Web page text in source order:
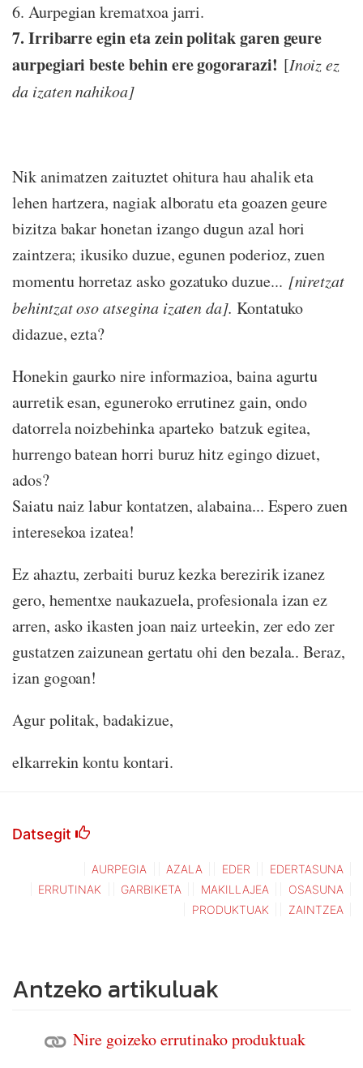
6. Aurpegian krematxoa jarri.
7. Irribarre egin eta zein politak garen geure
aurpegiari beste behin ere gogorarazi! [Inoiz ez
da izaten nahikoa]
Nik animatzen zaituztet ohitura hau ahalik eta
lehen hartzera, nagiak alboratu eta goazen geure
bizitza bakar honetan izango dugun azal hori
zaintzera; ikusiko duzue, egunen poderioz, zuen
momentu horretaz asko gozatuko duzue... [niretzat
behintzat oso atsegina izaten da]. Kontatuko
didazue, ezta?
Honekin gaurko nire informazioa, baina agurtu
aurretik esan, eguneroko errutinez gain, ondo
datorrela noizbehinka aparteko batzuk egitea,
hurrengo batean horri buruz hitz egingo dizuet,
ados?
Saiatu naiz labur kontatzen, alabaina... Espero zuen
interesekoa izatea!
Ez ahaztu, zerbaiti buruz kezka berezirik izanez
gero, hementxe naukazuela, profesionala izan ez
arren, asko ikasten joan naiz urteekin, zer edo zer
gustatzen zaizunean gertatu ohi den bezala.. Beraz,
izan gogoan!
Agur politak, badakizue,
elkarrekin kontu kontari.
Datsegit
AURPEGIA AZALA EDER
EDERTASUNA
ERRUTINAK
GARBIKETA MAKILLAJEA
OSASUNA
PRODUKTUAK
ZAINTZEA
Antzeko artikuluak
Nire goizeko errutinako produktuak